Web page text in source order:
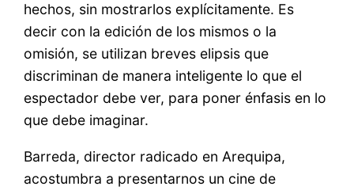
hechos, sin mostrarlos explícitamente. Es
decir con la edición de los mismos o la
omisión, se utilizan breves elipsis que
discriminan de manera inteligente lo que el
espectador debe ver, para poner énfasis en lo
que debe imaginar.
Barreda, director radicado en Arequipa,
acostumbra a presentarnos un cine de